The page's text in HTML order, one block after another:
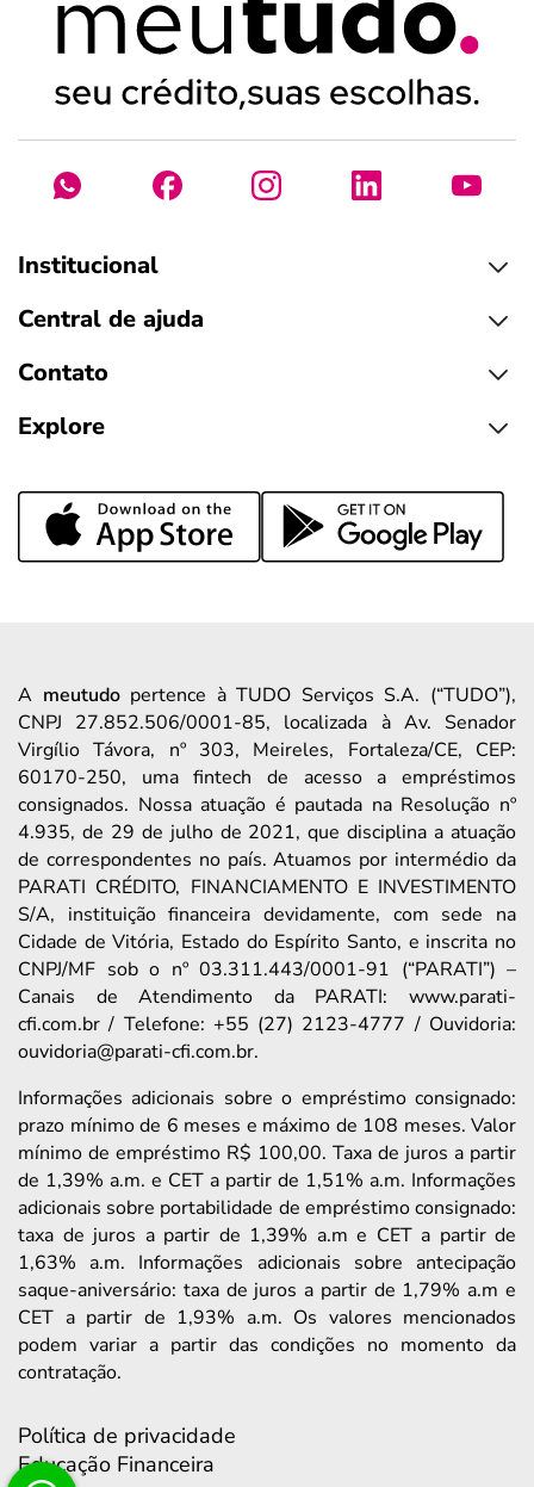
Institucional
Central de ajuda
Contato
Explore
A meutudopertence à TUDO Serviços S.A. (“TUDO”),
CNPJ 27.852.506/0001-85, localizada à Av. Senador
Virgílio Távora, nº 303, Meireles, Fortaleza/CE, CEP:
60170-250, uma fintech de acesso a empréstimos
consignados. Nossa atuação é pautada na Resolução nº
4.935, de 29 de julho de 2021, que disciplina a atuação
de correspondentes no país. Atuamos por intermédio da
PARATI CRÉDITO, FINANCIAMENTO E INVESTIMENTO
S/A, instituição financeira devidamente, com sede na
Cidade de Vitória, Estado do Espírito Santo, e inscrita no
CNPJ/MF sob o nº 03.311.443/0001-91 (“PARATI”) –
Canais de Atendimento da PARATI: www.parati-
cfi.com.br / Telefone: +55 (27) 2123-4777 / Ouvidoria:
ouvidoria@parati-cfi.com.br.
Informações adicionais sobre o empréstimo consignado:
prazo mínimo de 6 meses e máximo de 108 meses. Valor
mínimo de empréstimo R$ 100,00. Taxa de juros a partir
de 1,39% a.m. e CET a partir de 1,51% a.m. Informações
adicionais sobre portabilidade de empréstimo consignado:
taxa de juros a partir de 1,39% a.m e CET a partir de
1,63% a.m. Informações adicionais sobre antecipação
saque-aniversário: taxa de juros a partir de 1,79% a.m e
CET a partir de 1,93% a.m. Os valores mencionados
podem variar a partir das condições no momento da
contratação.
Política de privacidade
Educação Financeira